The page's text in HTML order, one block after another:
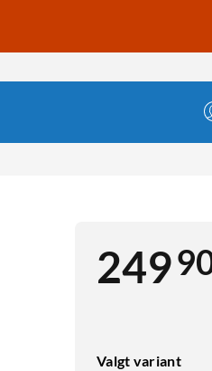
249
Valgt variant